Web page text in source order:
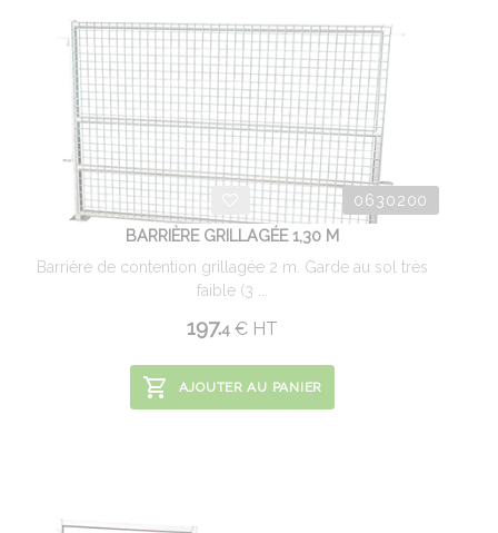
0630200
BARRIÈRE GRILLAGÉE 1,30 M
Barrière de contention grillagée 2 m. Garde au sol très
faible (3 ...
197.4 € HT
AJOUTER AU PANIER